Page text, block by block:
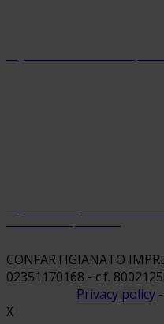
CONFARTIGIANATO
02351170168 - c.f.
Privacy policy -
X